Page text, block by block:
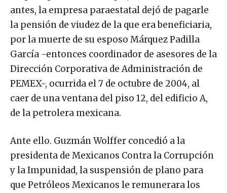
antes, la empresa paraestatal dejó de pagarle
la pensión de viudez de la que era beneficiaria,
por la muerte de su esposo Márquez Padilla
García -entonces coordinador de asesores de la
Dirección Corporativa de Administración de
PEMEX-, ocurrida el 7 de octubre de 2004, al
caer de una ventana del piso 12, del edificio A,
de la petrolera mexicana.
Ante ello. Guzmán Wolffer concedió a la
presidenta de Mexicanos Contra la Corrupción
y la Impunidad, la suspensión de plano para
que Petróleos Mexicanos le remunerara los